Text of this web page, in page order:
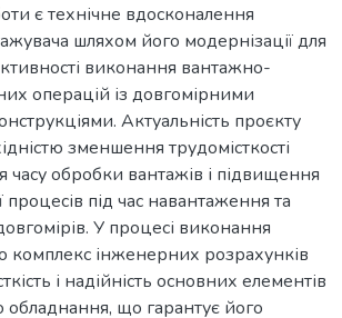
є технічне вдосконалення
шляхом його модернізації для
виконання вантажно-
операцій із довгомірними
Актуальність проєкту
зменшення трудомісткості
часу обробки вантажів і підвищення
процесів під час навантаження та
У процесі виконання
комплекс інженерних розрахунків
і надійність основних елементів
обладнання, що гарантує його